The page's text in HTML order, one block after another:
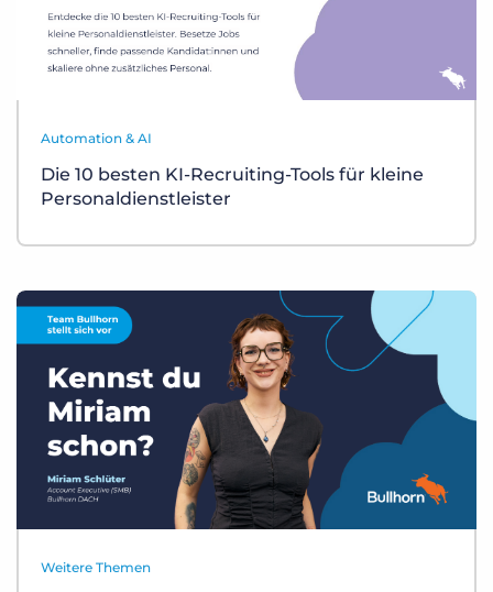
Automation & AI
Die 10 besten KI-Recruiting-Tools für kleine
Personaldienstleister
Weitere Themen